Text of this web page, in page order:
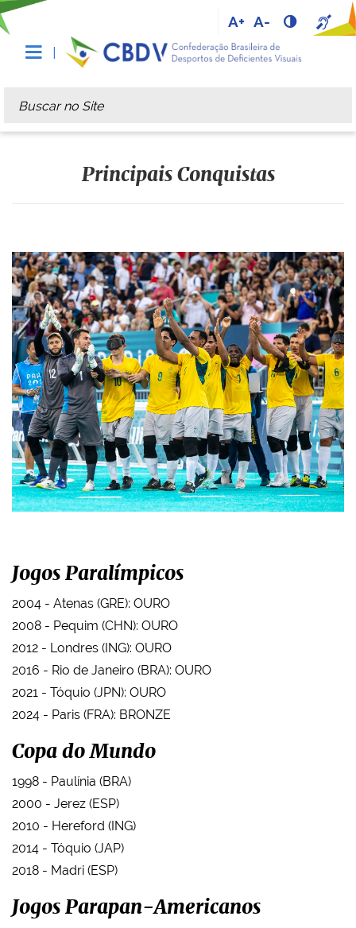
A+ A-
Busca
Busca Avançada…
Principais Conquistas
Jogos Paralímpicos
2004 - Atenas (GRE): OURO
2008 - Pequim (CHN): OURO
2012 - Londres (ING): OURO
2016 - Rio de Janeiro (BRA): OURO
2021 - Tóquio (JPN): OURO
2024 - Paris (FRA): BRONZE
Copa do Mundo
1998 - Paulínia (BRA)
2000 - Jerez (ESP)
2010 - Hereford (ING)
2014 - Tóquio (JAP)
2018 - Madri (ESP)
Jogos Parapan-Americanos